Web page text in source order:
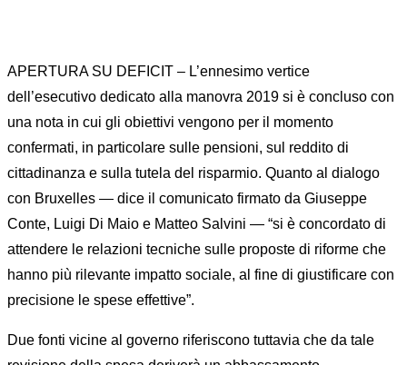
APERTURA SU DEFICIT – L’ennesimo vertice
dell’esecutivo dedicato alla manovra 2019 si è concluso con
una nota in cui gli obiettivi vengono per il momento
confermati, in particolare sulle pensioni, sul reddito di
cittadinanza e sulla tutela del risparmio. Quanto al dialogo
con Bruxelles — dice il comunicato firmato da Giuseppe
Conte, Luigi Di Maio e Matteo Salvini — “si è concordato di
attendere le relazioni tecniche sulle proposte di riforme che
hanno più rilevante impatto sociale, al fine di giustificare con
precisione le spese effettive”.
Due fonti vicine al governo riferiscono tuttavia che da tale